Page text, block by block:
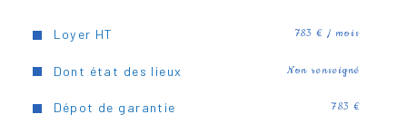
Loyer HT 783 € / mois
Dont état des lieux Non renseigné
Dépot de garantie 783 €